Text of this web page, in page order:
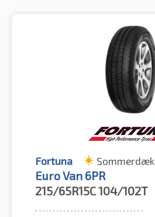
Fortuna Sommerdæk
Euro Van 6PR
215/65R15C104/102T